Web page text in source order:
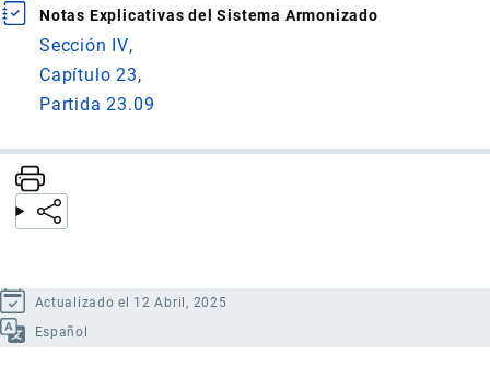
Notas Explicativas del Sistema Armonizado
Sección IV
Capítulo 23
Partida 23.09
Actualizado el 12 Abril, 2025
Español